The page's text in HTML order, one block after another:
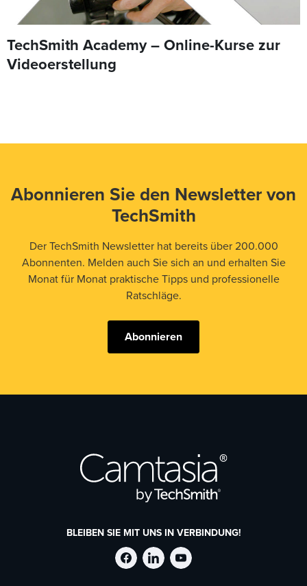
TechSmith Academy – Online-Kurse zur
Videoerstellung
Abonnieren Sie den Newsletter von
TechSmith
Der TechSmith Newsletter hat bereits über 200.000
Abonnenten. Melden auch Sie sich an und erhalten Sie
Monat für Monat praktische Tipps und professionelle
Ratschläge.
Abonnieren
BLEIBEN SIE MIT UNS IN VERBINDUNG!
TechSmith
TechSmith
TechSmith